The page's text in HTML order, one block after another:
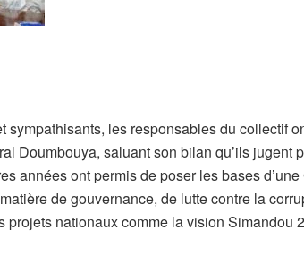
sympathisants, les responsables du collectif
Doumbouya, saluant son bilan qu’ils jugent
années ont permis de poser les bases
de gouvernance, de lutte contre la
projets nationaux comme la vision Simandou